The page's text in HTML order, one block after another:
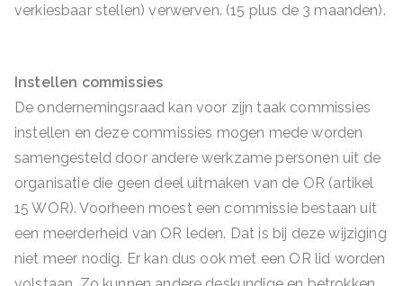
verkiesbaar stellen) verwerven. (15 plus de 3 maanden).
Instellen commissies
De ondernemingsraad kan voor zijn taak commissies
instellen en deze commissies mogen mede worden
samengesteld door andere werkzame personen uit de
organisatie die geen deel uitmaken van de OR (artikel
15 WOR). Voorheen moest een commissie bestaan uit
een meerderheid van OR leden. Dat is bij deze wijziging
niet meer nodig. Er kan dus ook met een OR lid worden